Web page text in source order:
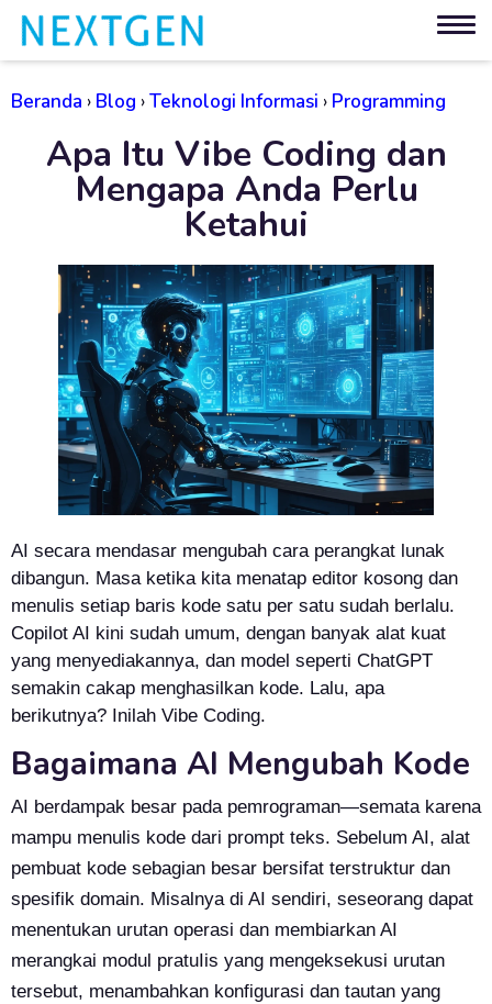
Beranda › Blog ›Teknologi Informasi › Programming
Apa Itu Vibe Coding dan
Mengapa Anda Perlu
Ketahui
AI secara mendasar mengubah cara perangkat lunak
dibangun. Masa ketika kita menatap editor kosong dan
menulis setiap baris kode satu per satu sudah berlalu.
Copilot AI kini sudah umum, dengan banyak alat kuat
yang menyediakannya, dan model seperti ChatGPT
semakin cakap menghasilkan kode. Lalu, apa
berikutnya? Inilah Vibe Coding.
Bagaimana AI Mengubah Kode
AI berdampak besar pada pemrograman—semata karena
mampu menulis kode dari prompt teks. Sebelum AI, alat
pembuat kode sebagian besar bersifat terstruktur dan
spesifik domain. Misalnya di AI sendiri, seseorang dapat
menentukan urutan operasi dan membiarkan AI
merangkai modul pratuIis yang mengeksekusi urutan
tersebut, menambahkan konfigurasi dan tautan yang